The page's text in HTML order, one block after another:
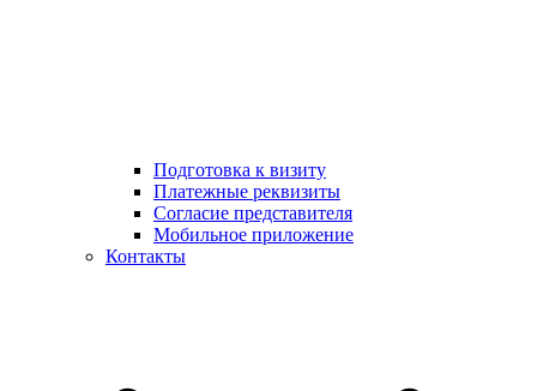
Подготовка к визиту
Платежные реквизиты
Согласие представителя
Мобильное приложение
Контакты